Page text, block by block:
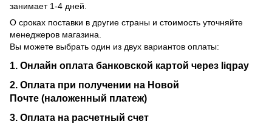
занимает 1-4 дней.
О сроках поставки в другие страны и стоимость уточняйте
менеджеров магазина.
Вы можете выбрать один из двух вариантов оплаты:
1. Онлайн оплата банковской картой через liqpay
2. Оплата при получении на Новой
Почте (наложенный платеж)
3. Оплата на расчетный счет